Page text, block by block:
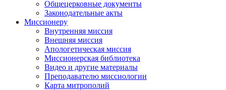
Общецерковные документы
Законодательные акты
Миссионеру
Внутренняя миссия
Внешняя миссия
Апологетическая миссия
Миссионерская библиотека
Видео и другие материалы
Преподавателю миссиологии
Карта митрополий